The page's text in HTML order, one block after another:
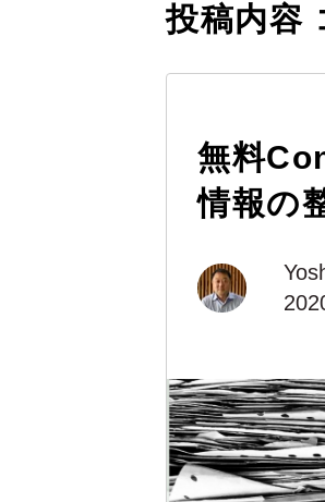
投稿内容
無料
情報の